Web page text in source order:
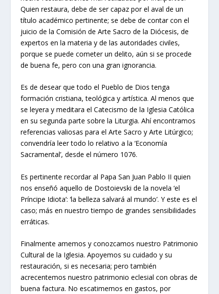
Quien restaura, debe de ser capaz por el aval de un
título académico pertinente; se debe de contar con el
juicio de la Comisión de Arte Sacro de la Diócesis, de
expertos en la materia y de las autoridades civiles,
porque se puede cometer un delito, aún si se procede
de buena fe, pero con una gran ignorancia.
Es de desear que todo el Pueblo de Dios tenga
formación cristiana, teológica y artística. Al menos que
se leyera y meditara el Catecismo de la Iglesia Católica
en su segunda parte sobre la Liturgia. Ahí encontramos
referencias valiosas para el Arte Sacro y Arte Litúrgico;
convendría leer todo lo relativo a la ‘Economía
Sacramental’, desde el número 1076.
Es pertinente recordar al Papa San Juan Pablo II quien
nos enseñó aquello de Dostoievski de la novela ‘el
Príncipe Idiota’: ‘la belleza salvará al mundo’. Y este es el
caso; más en nuestro tiempo de grandes sensibilidades
erráticas.
Finalmente amemos y conozcamos nuestro Patrimonio
Cultural de la Iglesia. Apoyemos su cuidado y su
restauración, si es necesaria; pero también
acrecentemos nuestro patrimonio eclesial con obras de
buena factura. No escatimemos en gastos, por